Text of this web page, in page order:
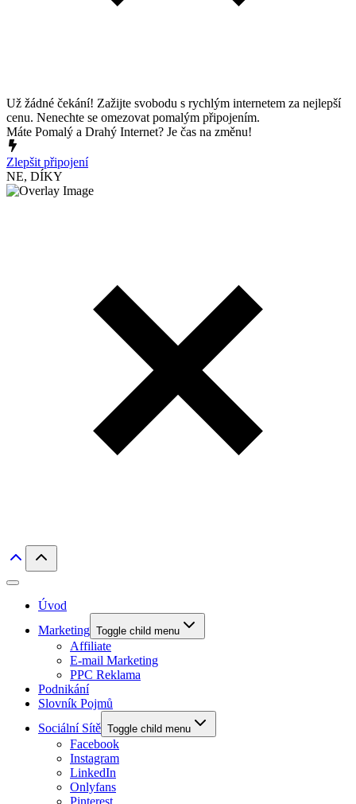
Už žádné čekání! Zažijte svobodu s rychlým internetem za nejlepší
cenu. Nenechte se omezovat pomalým připojením.
Máte Pomalý a Drahý Internet? Je čas na změnu!
Zlepšit připojení
NE, DÍKY
Úvod
Marketing Toggle child menu
Affiliate
E-mail Marketing
PPC Reklama
Podnikání
Slovník Pojmů
Sociální Sítě Toggle child menu
Facebook
Instagram
LinkedIn
Onlyfans
Pinterest